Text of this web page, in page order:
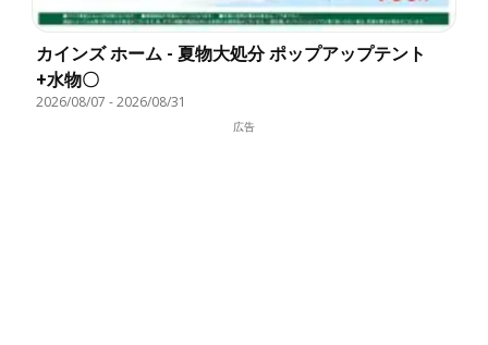
カインズ ホーム - 夏物大処分 ポップアップテント
+水物〇
2026/08/07 -2026/08/31
広告